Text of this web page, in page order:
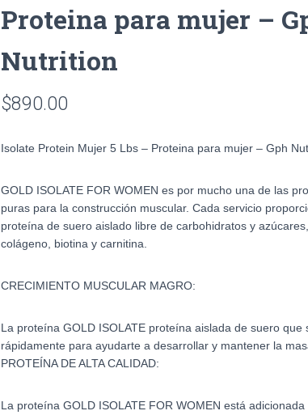
Proteina para mujer –
Nutrition
$890.00
Isolate Protein Mujer 5 Lbs – Proteina para mujer – Gph
GOLD ISOLATE FOR WOMEN es por mucho una de las
puras para la construcción muscular. Cada servicio
proteína de suero aislado libre de carbohidratos y
colágeno, biotina y carnitina.
CRECIMIENTO MUSCULAR MAGRO:
La proteína GOLD ISOLATE proteína aislada de suero que
rápidamente para ayudarte a desarrollar y mantener la
PROTEÍNA DE ALTA CALIDAD:
La proteína GOLD ISOLATE FOR WOMEN está